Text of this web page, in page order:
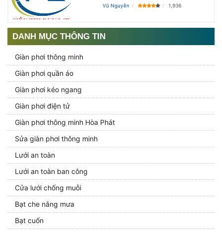
Vũ Nguyễn 1,936
DANH MỤC THÔNG TIN
Giàn phơi thông minh
Giàn phơi quần áo
Giàn phơi kéo ngang
Giàn phơi điện tử
Giàn phơi thông minh Hòa Phát
Sửa giàn phơi thông minh
Lưới an toàn
Lưới an toàn ban công
Cửa lưới chống muỗi
Bạt che nắng mưa
Bạt cuốn